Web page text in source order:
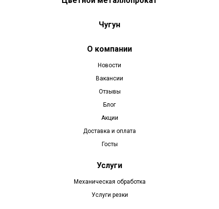
Чугун
О компании
Новости
Вакансии
Отзывы
Блог
Акции
Доставка и оплата
Госты
Услуги
Механическая обработка
Услуги резки